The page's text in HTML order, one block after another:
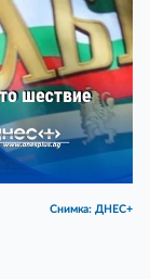
Снимка: ДНЕС+